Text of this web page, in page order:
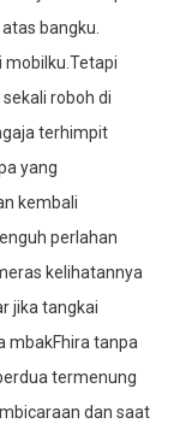
bangku.
mobilku.Tetapi
roboh di
terhimpit
yang
kembali
perlahan
kelihatannya
jika tangkai
mbakFhira tanpa
termenung
dan saat